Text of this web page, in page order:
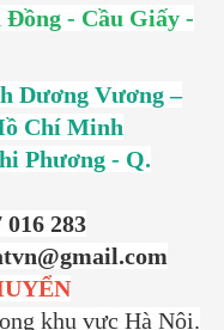
- Cầu Giấy -
Dương Vương –
Chí Minh
Phương - Q.
016 283
khu vực Hà Nội.